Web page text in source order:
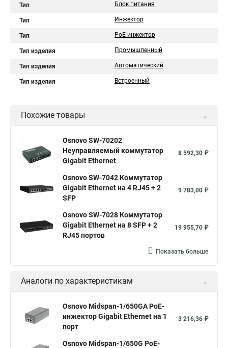
Тип Блок питания
Тип Инжектор
Тип PoE-инжектор
Тип изделия Промышленный
Тип изделия Автоматический
Тип изделия Встроенный
Похожие товары
Osnovo SW-70202
Неуправляемый коммутатор
Gigabit Ethernet
8 592,30 ₽
Osnovo SW-7042 Коммутатор
Gigabit Ethernet на 4 RJ45 + 2
SFP
9 783,00 ₽
Osnovo SW-7028 Коммутатор
Gigabit Ethernet на 8 SFP + 2
RJ45 портов
19 955,70 ₽
Показать больше
Аналоги по характеристикам
Osnovo Midspan-1/650GA PoE-
инжектор Gigabit Ethernet на 1
порт
3 216,36 ₽
Osnovo Midspan-1/650G PoE-